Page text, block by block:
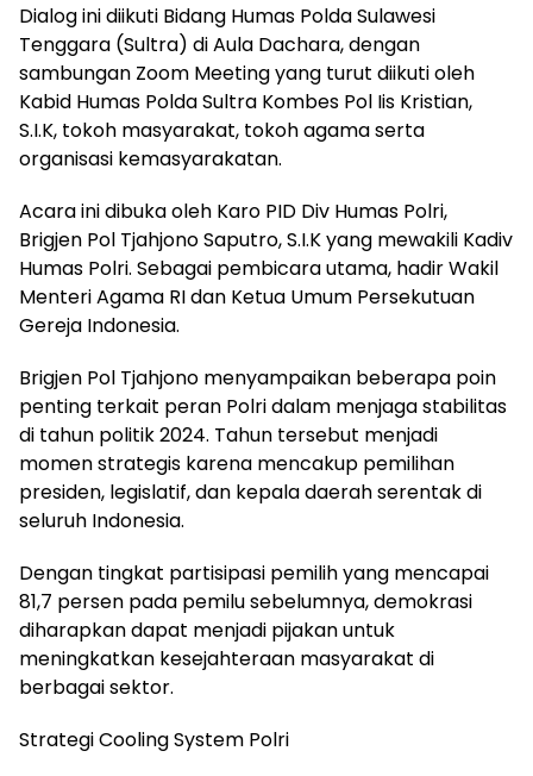
Dialog ini diikuti Bidang Humas Polda Sulawesi
Tenggara (Sultra) di Aula Dachara, dengan
sambungan Zoom Meeting yang turut diikuti oleh
Kabid Humas Polda Sultra Kombes Pol Iis Kristian,
S.I.K, tokoh masyarakat, tokoh agama serta
organisasi kemasyarakatan.
Acara ini dibuka oleh Karo PID Div Humas Polri,
Brigjen Pol Tjahjono Saputro, S.I.K yang mewakili Kadiv
Humas Polri. Sebagai pembicara utama, hadir Wakil
Menteri Agama RI dan Ketua Umum Persekutuan
Gereja Indonesia.
Brigjen Pol Tjahjono menyampaikan beberapa poin
penting terkait peran Polri dalam menjaga stabilitas
di tahun politik 2024. Tahun tersebut menjadi
momen strategis karena mencakup pemilihan
presiden, legislatif, dan kepala daerah serentak di
seluruh Indonesia.
Dengan tingkat partisipasi pemilih yang mencapai
81,7 persen pada pemilu sebelumnya, demokrasi
diharapkan dapat menjadi pijakan untuk
meningkatkan kesejahteraan masyarakat di
berbagai sektor.
Strategi Cooling System Polri